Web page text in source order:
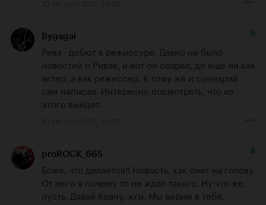
Bygagai 6
Ривз - дебют в режиссуре. Давно не было
новостей о Ривзе, и вот он созрел, де еще ни как
актер, а как режиссер. К тому же и сценарий
сам написал. Интересно посмотреть, что из
этого выйдет.
proROCK_665 8
Боже, что делается!! Новость, как снег на голову.
От него я почему то не ждал такого. Ну что же,
пусть. Давай Кеану, жги. Мы верим в тебя.